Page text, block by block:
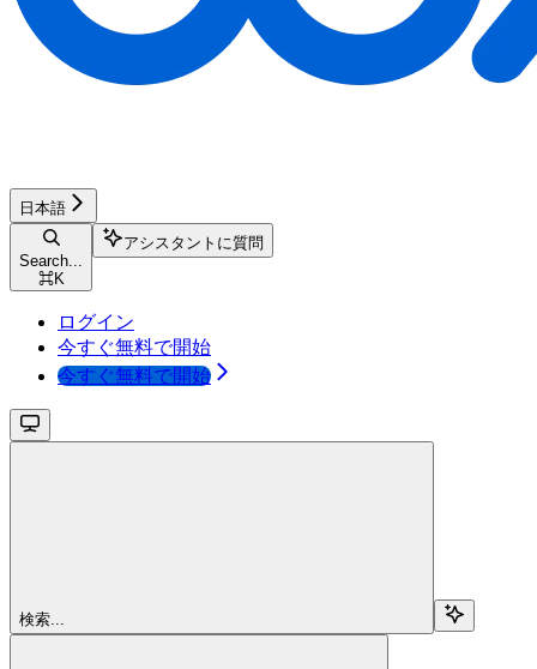
日本語
Search...
⌘K
アシスタントに質問
ログイン
今すぐ無料で開始
今すぐ無料で開始
検索...